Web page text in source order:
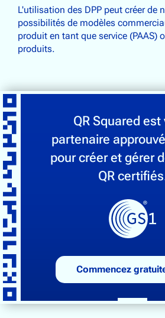
L'utilisation des DPP peut créer de
possibilités de modèles
produit en tant que service (PAAS)
produits.
QR Squared est
partenaire
pour créer et gérer
QR
Commencez